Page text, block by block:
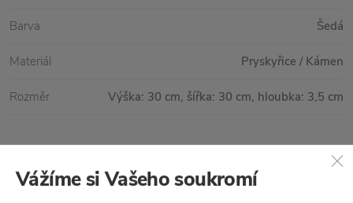
Vše skladem, odesíláme ihned
Barva Šedá
Materiál Pryskyřice / Kámen
Rozměr Výška: 30 cm, šířka: 30 cm, hloubka: 3,5 cm
Vážíme si Vašeho soukromí